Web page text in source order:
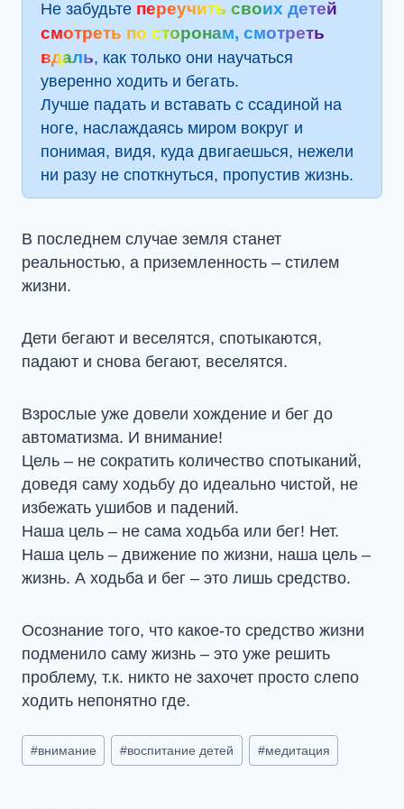
Не забудьте переучить своих детей
смотреть по сторонам, смотреть
вдаль, как только они научаться
уверенно ходить и бегать.
Лучше падать и вставать с ссадиной на
ноге, наслаждаясь миром вокруг и
понимая, видя, куда двигаешься, нежели
ни разу не споткнуться, пропустив жизнь.
В последнем случае земля станет
реальностью, а приземленность – стилем
жизни.
Дети бегают и веселятся, спотыкаются,
падают и снова бегают, веселятся.
Взрослые уже довели хождение и бег до
автоматизма. И внимание!
Цель – не сократить количество спотыканий,
доведя саму ходьбу до идеально чистой, не
избежать ушибов и падений.
Наша цель – не сама ходьба или бег! Нет.
Наша цель – движение по жизни, наша цель –
жизнь. А ходьба и бег – это лишь средство.
Осознание того, что какое-то средство жизни
подменило саму жизнь – это уже решить
проблему, т.к. никто не захочет просто слепо
ходить непонятно где.
Метки
записи:
#внимание #воспитание детей #медитация